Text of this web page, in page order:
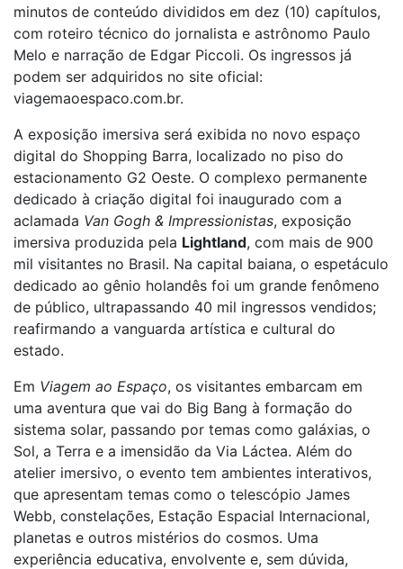
minutos de conteúdo divididos em dez (10) capítulos,
com roteiro técnico do jornalista e astrônomo Paulo
Melo e narração de Edgar Piccoli. Os ingressos já
podem ser adquiridos no site oficial:
viagemaoespaco.com.br.
A exposição imersiva será exibida no novo espaço
digital do Shopping Barra, localizado no piso do
estacionamento G2 Oeste. O complexo permanente
dedicado à criação digital foi inaugurado com a
aclamada Van Gogh & Impressionistas, exposição
imersiva produzida pela Lightland, com mais de 900
mil visitantes no Brasil. Na capital baiana, o espetáculo
dedicado ao gênio holandês foi um grande fenômeno
de público, ultrapassando 40 mil ingressos vendidos;
reafirmando a vanguarda artística e cultural do
estado.
Em Viagem ao Espaço, os visitantes embarcam em
uma aventura que vai do Big Bang à formação do
sistema solar, passando por temas como galáxias, o
Sol, a Terra e a imensidão da Via Láctea. Além do
atelier imersivo, o evento tem ambientes interativos,
que apresentam temas como o telescópio James
Webb, constelações, Estação Espacial Internacional,
planetas e outros mistérios do cosmos. Uma
experiência educativa, envolvente e, sem dúvida,